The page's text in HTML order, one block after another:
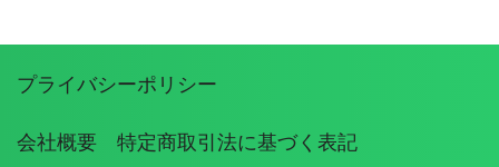
プライバシーポリシー
会社概要 特定商取引法に基づく表記